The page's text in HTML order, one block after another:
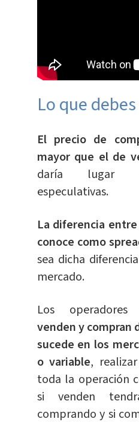
Lo que
El precio de
mayor que el de
daría lugar a
especulativas.
La diferencia
conoce como
sea dicha
mercado.
Los
venden y compran
sucede en los
o variable,
toda la operación
si venden
comprando y si